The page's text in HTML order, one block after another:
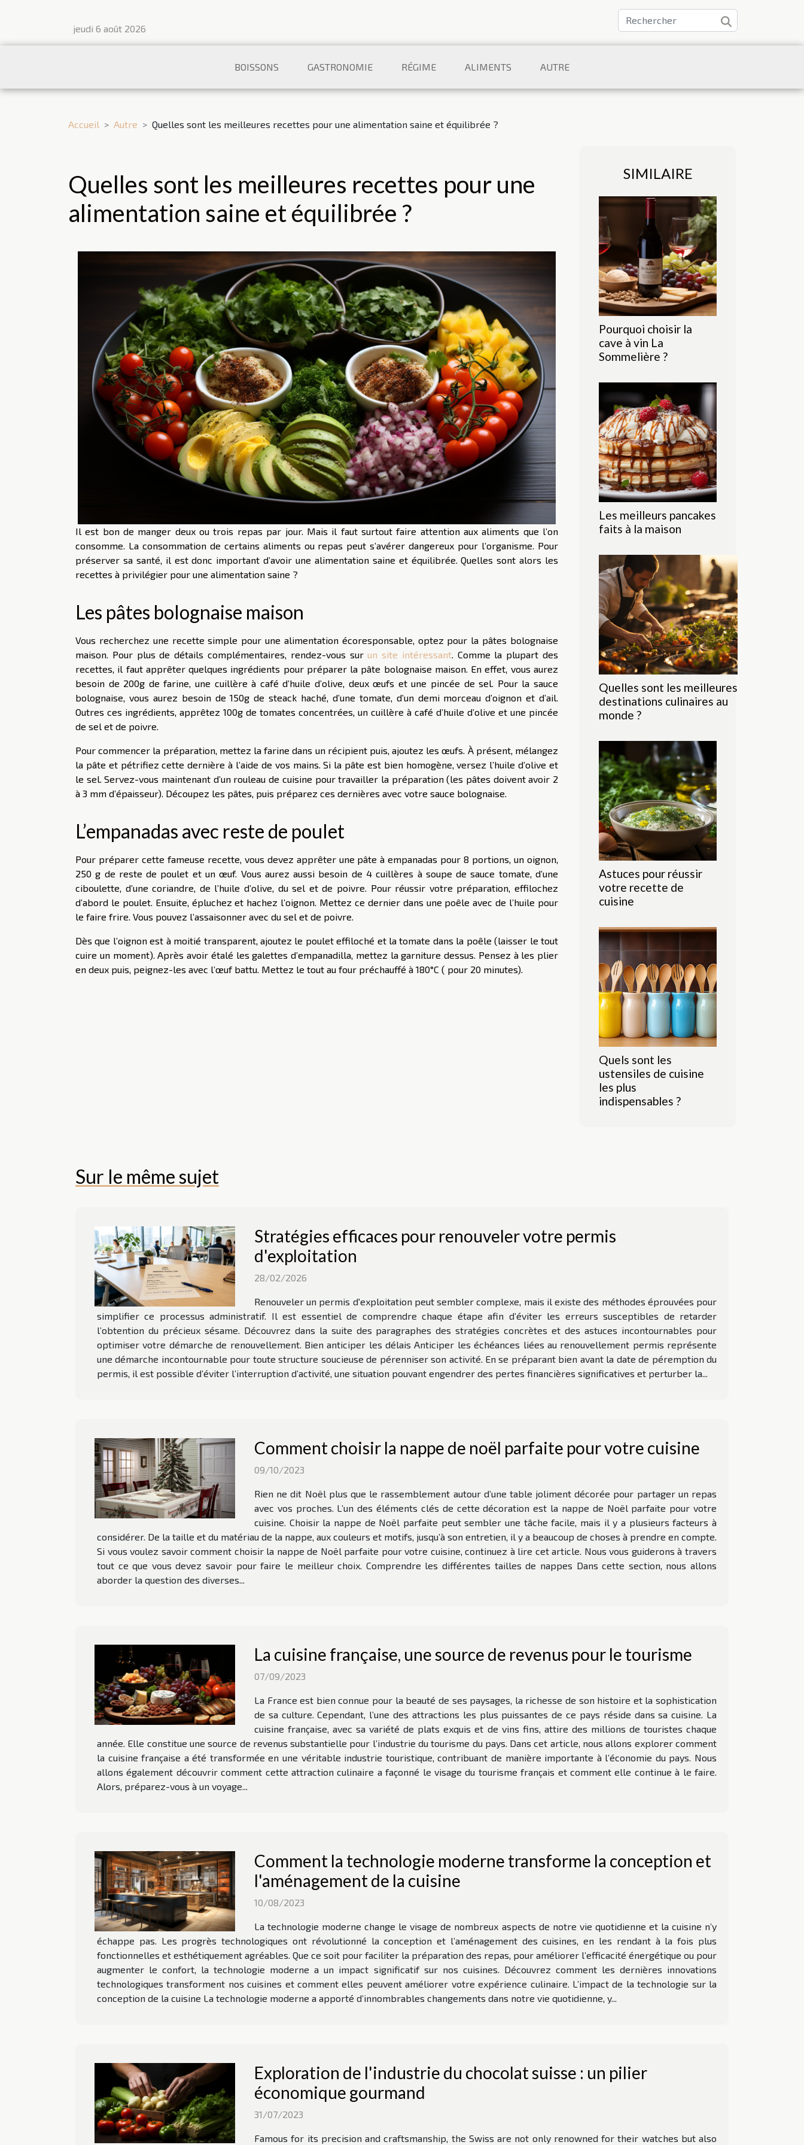
jeudi 6 août 2026
BOISSONS GASTRONOMIE RÉGIME ALIMENTS AUTRE
Accueil Autre Quelles sont les meilleures recettes pour une alimentation saine et équilibrée ?
Quelles sont les meilleures recettes pour une
alimentation saine et équilibrée ?
Il est bon de manger deux ou trois repas par jour. Mais il faut surtout faire attention aux aliments que l’on
consomme. La consommation de certains aliments ou repas peut s’avérer dangereux pour l’organisme. Pour
préserver sa santé, il est donc important d’avoir une alimentation saine et équilibrée. Quelles sont alors les
recettes à privilégier pour une alimentation saine ?
Les pâtes bolognaise maison
Vous recherchez une recette simple pour une alimentation écoresponsable, optez pour la pâtes bolognaise
maison. Pour plus de détails complémentaires, rendez-vous surun site intéressant. Comme la plupart des
recettes, il faut apprêter quelques ingrédients pour préparer la pâte bolognaise maison. En effet, vous aurez
besoin de 200g de farine, une cuillère à café d’huile d’olive, deux œufs et une pincée de sel. Pour la sauce
bolognaise, vous aurez besoin de 150g de steack haché, d’une tomate, d’un demi morceau d’oignon et d’ail.
Outres ces ingrédients, apprêtez 100g de tomates concentrées, un cuillère à café d’huile d’olive et une pincée
de sel et de poivre.
Pour commencer la préparation, mettez la farine dans un récipient puis, ajoutez les œufs. À présent, mélangez
la pâte et pétrifiez cette dernière à l’aide de vos mains. Si la pâte est bien homogène, versez l’huile d’olive et
le sel. Servez-vous maintenant d’un rouleau de cuisine pour travailler la préparation (les pâtes doivent avoir 2
à 3 mm d’épaisseur). Découpez les pâtes, puis préparez ces dernières avec votre sauce bolognaise.
L’empanadas avec reste de poulet
Pour préparer cette fameuse recette, vous devez apprêter une pâte à empanadas pour 8 portions, un oignon,
250 g de reste de poulet et un œuf. Vous aurez aussi besoin de 4 cuillères à soupe de sauce tomate, d’une
ciboulette, d’une coriandre, de l’huile d’olive, du sel et de poivre. Pour réussir votre préparation, effilochez
d’abord le poulet. Ensuite, épluchez et hachez l’oignon. Mettez ce dernier dans une poêle avec de l’huile pour
le faire frire. Vous pouvez l’assaisonner avec du sel et de poivre.
Dès que l’oignon est à moitié transparent, ajoutez le poulet effiloché et la tomate dans la poêle (laisser le tout
cuire un moment). Après avoir étalé les galettes d’empanadilla, mettez la garniture dessus. Pensez à les plier
en deux puis, peignez-les avec l’œuf battu. Mettez le tout au four préchauffé à 180°C ( pour 20 minutes).
SIMILAIRE
Pourquoi choisir la
cave à vin La
Sommelière ?
Les meilleurs pancakes
faits à la maison
Quelles sont les meilleures
destinations culinaires au
monde ?
Astuces pour réussir
votre recette de
cuisine
Quels sont les
ustensiles de cuisine
les plus
indispensables ?
Sur le même sujet
Stratégies efficaces pour renouveler votre permis
d'exploitation
28/02/2026
Renouveler un permis d'exploitation peut sembler complexe, mais il existe des méthodes éprouvées pour
simplifier ce processus administratif. Il est essentiel de comprendre chaque étape afin d’éviter les erreurs susceptibles de retarder
l’obtention du précieux sésame. Découvrez dans la suite des paragraphes des stratégies concrètes et des astuces incontournables pour
optimiser votre démarche de renouvellement. Bien anticiper les délais Anticiper les échéances liées au renouvellement permis représente
une démarche incontournable pour toute structure soucieuse de pérenniser son activité. En se préparant bien avant la date de péremption du
permis, il est possible d’éviter l’interruption d’activité, une situation pouvant engendrer des pertes financières significatives et perturber la...
Comment choisir la nappe de noël parfaite pour votre cuisine
09/10/2023
Rien ne dit Noël plus que le rassemblement autour d’une table joliment décorée pour partager un repas
avec vos proches. L’un des éléments clés de cette décoration est la nappe de Noël parfaite pour votre
cuisine. Choisir la nappe de Noël parfaite peut sembler une tâche facile, mais il y a plusieurs facteurs à
considérer. De la taille et du matériau de la nappe, aux couleurs et motifs, jusqu’à son entretien, il y a beaucoup de choses à prendre en compte.
Si vous voulez savoir comment choisir la nappe de Noël parfaite pour votre cuisine, continuez à lire cet article. Nous vous guiderons à travers
tout ce que vous devez savoir pour faire le meilleur choix. Comprendre les différentes tailles de nappes Dans cette section, nous allons
aborder la question des diverses...
La cuisine française, une source de revenus pour le tourisme
07/09/2023
La France est bien connue pour la beauté de ses paysages, la richesse de son histoire et la sophistication
de sa culture. Cependant, l’une des attractions les plus puissantes de ce pays réside dans sa cuisine. La
cuisine française, avec sa variété de plats exquis et de vins fins, attire des millions de touristes chaque
année. Elle constitue une source de revenus substantielle pour l’industrie du tourisme du pays. Dans cet article, nous allons explorer comment
la cuisine française a été transformée en une véritable industrie touristique, contribuant de manière importante à l’économie du pays. Nous
allons également découvrir comment cette attraction culinaire a façonné le visage du tourisme français et comment elle continue à le faire.
Alors, préparez-vous à un voyage...
Comment la technologie moderne transforme la conception et
l'aménagement de la cuisine
10/08/2023
La technologie moderne change le visage de nombreux aspects de notre vie quotidienne et la cuisine n’y
échappe pas. Les progrès technologiques ont révolutionné la conception et l’aménagement des cuisines, en les rendant à la fois plus
fonctionnelles et esthétiquement agréables. Que ce soit pour faciliter la préparation des repas, pour améliorer l’efficacité énergétique ou pour
augmenter le confort, la technologie moderne a un impact significatif sur nos cuisines. Découvrez comment les dernières innovations
technologiques transforment nos cuisines et comment elles peuvent améliorer votre expérience culinaire. L’impact de la technologie sur la
conception de la cuisine La technologie moderne a apporté d’innombrables changements dans notre vie quotidienne, y...
Exploration de l'industrie du chocolat suisse : un pilier
économique gourmand
31/07/2023
Famous for its precision and craftsmanship, the Swiss are not only renowned for their watches but also